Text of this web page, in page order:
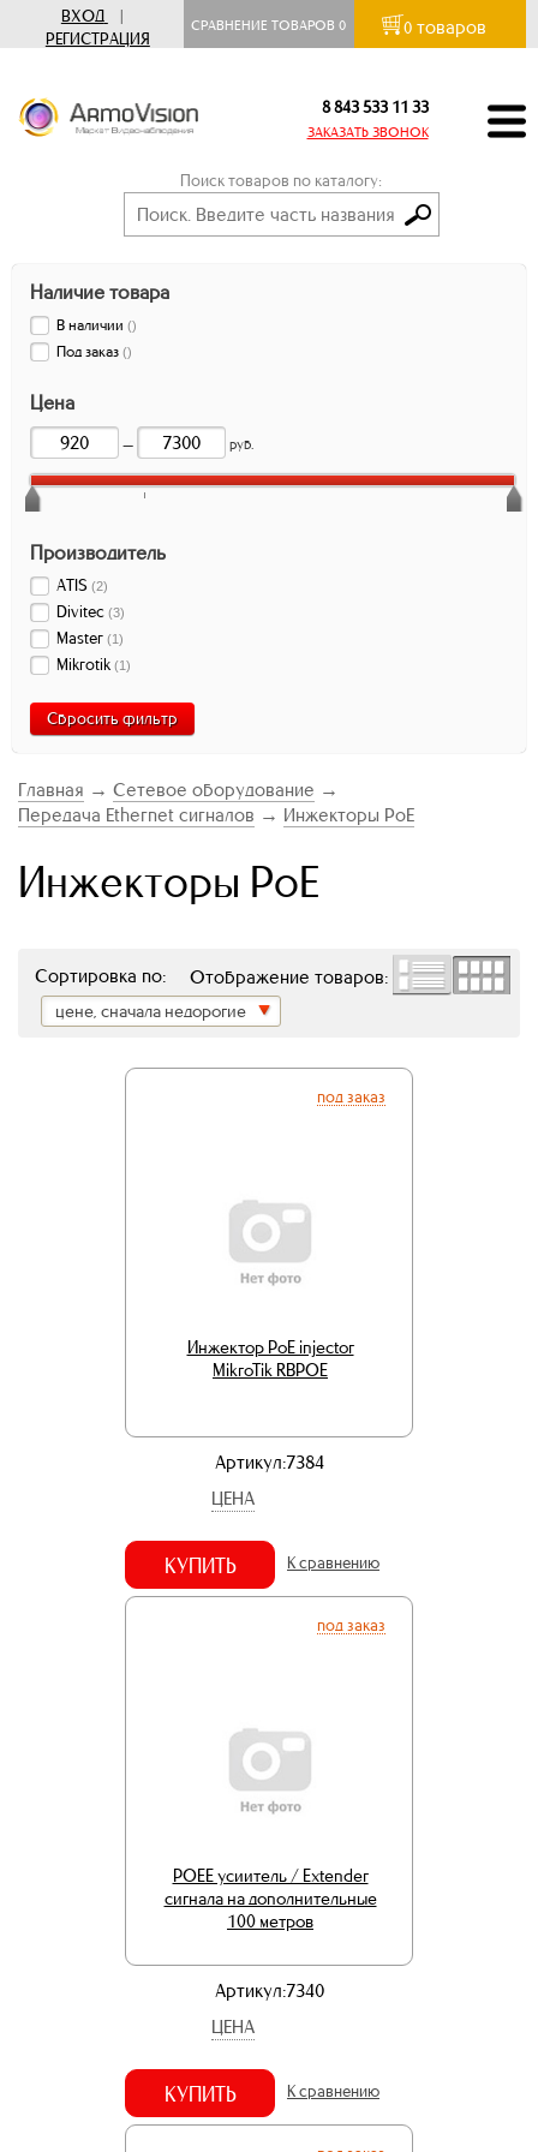
ВХОД
|
РЕГИСТРАЦИЯ
СРАВНЕНИЕ ТОВАРОВ0 0 товаров
8 843 533 11 33
ЗАКАЗАТЬ ЗВОНОК
Поиск товаров по каталогу:
Наличие товара
В наличии ()
Под заказ ()
Цена
— руб.
Производитель
ATIS (2)
Divitec (3)
Master (1)
Mikrotik (1)
Сбросить фильтр
Главная → Сетевое оборудование →
Передача Ethernet сигналов → Инжекторы PoE
Инжекторы PoE
Отображение товаров:
Сортировка по:
цене, сначала недорогие
под заказ
Инжектор PoE injector
MikroTik RBPOE
Артикул:7384
ЦЕНА
КУПИТЬ К сравнению
под заказ
POEE усиитель / Extender
сигнала на дополнительные
100 метров
Артикул:7340
ЦЕНА
КУПИТЬ К сравнению